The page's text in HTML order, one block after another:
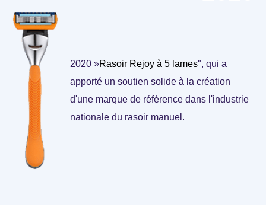
2020 »Rasoir Rejoy à 5 lames", qui a
apporté un soutien solide à la création
d'une marque de référence dans l'industrie
nationale du rasoir manuel.